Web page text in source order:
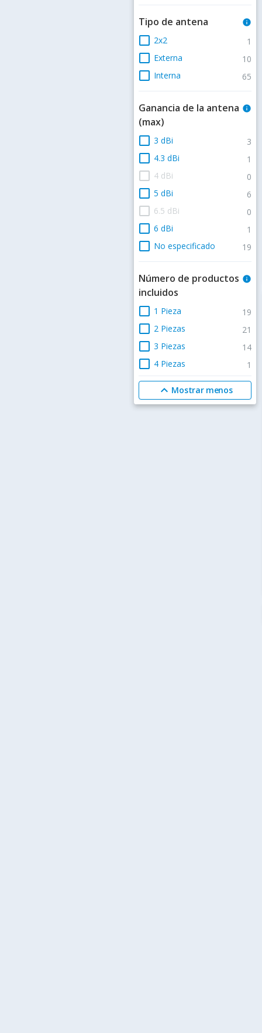
Tipo de antena info
check_box_outline_blank 2x2 1
check_box_outline_blank Externa 10
check_box_outline_blank Interna 65
Ganancia de la antena
(max)
info
check_box_outline_blank 3 dBi 3
check_box_outline_blank 4.3 dBi 1
check_box_outline_blank 4 dBi 0
check_box_outline_blank 5 dBi 6
check_box_outline_blank 6.5 dBi 0
check_box_outline_blank 6 dBi 1
check_box_outline_blank No especificado 19
Número de productos
incluidos
info
check_box_outline_blank 1 Pieza 19
check_box_outline_blank 2 Piezas 21
check_box_outline_blank 3 Piezas 14
check_box_outline_blank 4 Piezas 1
expand_less Mostrar menos